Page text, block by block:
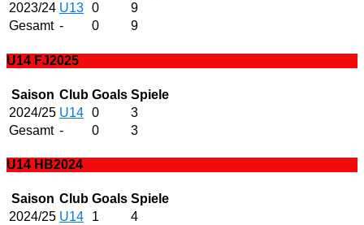
2023/24 U13 0
9
Gesamt - 0 9
U14 FJ2025
Saison Club Goals Spiele
2024/25 U14 0
3
Gesamt - 0 3
U14 HB2024
Saison Club Goals Spiele
2024/25 U14 1
4